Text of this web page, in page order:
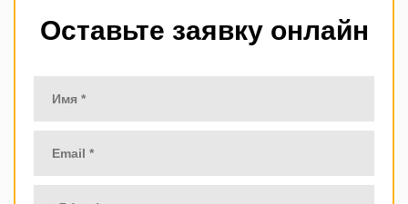
Оставьте заявку онлайн